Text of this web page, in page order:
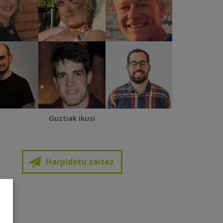
Guztiak ikusi
Harpidetu zaitez